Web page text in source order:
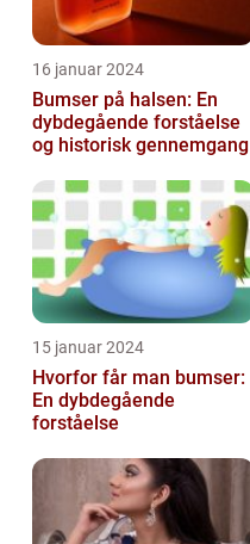
16 januar 2024
Bumser på halsen: En
dybdegående forståelse
og historisk gennemgang
15 januar 2024
Hvorfor får man bumser:
En dybdegående
forståelse